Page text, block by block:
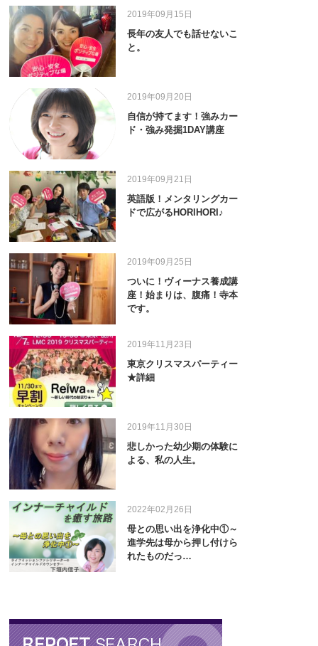
2019年09月15日
長年の友人でも話せないこ
と。
2019年09月20日
自信が持てます！強みカー
ド・強み発掘1DAY講座
2019年09月21日
英語版！メンタリングカー
ドで広がるHORIHORI♪
2019年09月25日
ついに！ヴィーナス養成講
座！始まりは、腹痛！寺本
です。
2019年11月23日
東京クリスマスパーティー
★詳細
2019年11月30日
悲しかった幼少期の体験に
よる、私の人生。
2022年02月26日
母との思い出を浄化中①～
進学先は母から押し付けら
れたものだっ…